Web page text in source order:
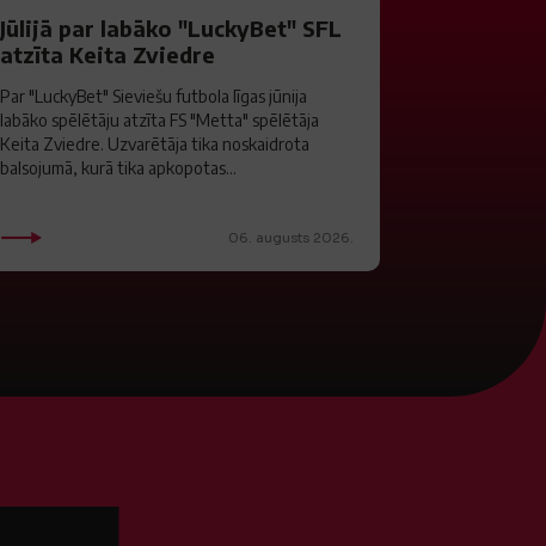
Jūlijā par labāko "LuckyBet" SFL
atzīta Keita Zviedre
Par "LuckyBet" Sieviešu futbola līgas jūnija
labāko spēlētāju atzīta FS "Metta" spēlētāja
Keita Zviedre. Uzvarētāja tika noskaidrota
balsojumā, kurā tika apkopotas...
06. augusts 2026.